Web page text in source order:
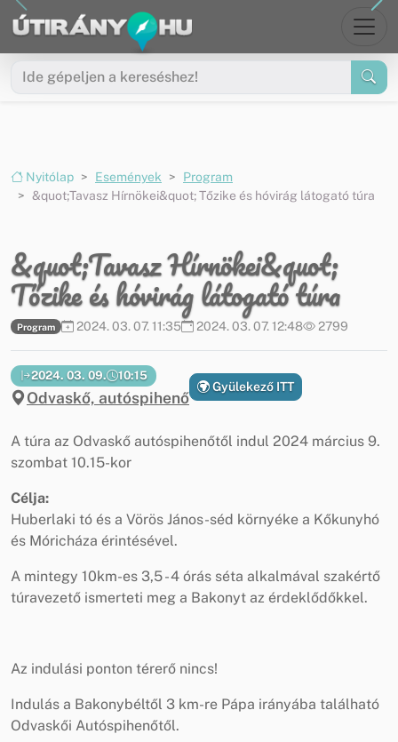
Ugrás a menüre
Ugrás a tartalomra
Nyitólap Események
Program
&quot;Tavasz Hírnökei&quot; Tőzike és hóvirág látogató túra
&quot;Tavasz Hírnökei&quot;
Tőzike és hóvirág látogató túra
Program 2024. 03. 07. 11:35 2024. 03. 07. 12:48 2799
2024. 03. 09. 10:15
Odvaskő, autóspihenő
Gyülekező ITT
A túra az Odvaskő autóspihenőtől indul 2024 március 9.
szombat 10.15-kor
Célja:
Huberlaki tó és a Vörös János-séd környéke a Kőkunyhó
és Móricháza érintésével.
A mintegy 10km-es 3,5 - 4 órás séta alkalmával szakértő
túravezető ismerteti meg a Bakonyt az érdeklődőkkel.
Az indulási ponton térerő nincs!
Indulás a Bakonybéltől 3 km-re Pápa irányába található
Odvaskői Autóspihenőtől.